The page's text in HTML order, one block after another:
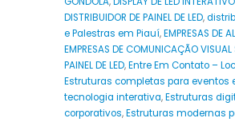
DISTRIBUIDOR DE PAINEL DE LED,
e Palestras em Piauí,EMPRESAS DE
EMPRESAS DE COMUNICAÇÃO VISUAL
PAINEL DE LED,Entre Em Contato –
Estruturas completas para eventos
tecnologia interativa,Estruturas
corporativos,Estruturas modernas